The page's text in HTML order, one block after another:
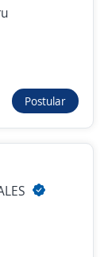
Postular